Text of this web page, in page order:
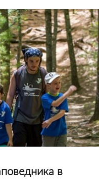
в